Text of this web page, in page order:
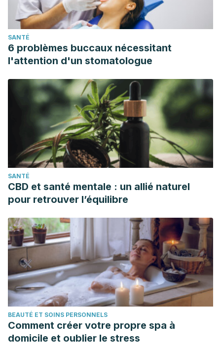
SANTÉ
6 problèmes buccaux nécessitant
l'attention d'un stomatologue
SANTÉ
CBD et santé mentale : un allié naturel
pour retrouver l’équilibre
BEAUTÉ ET SOINS PERSONNELS
Comment créer votre propre spa à
domicile et oublier le stress